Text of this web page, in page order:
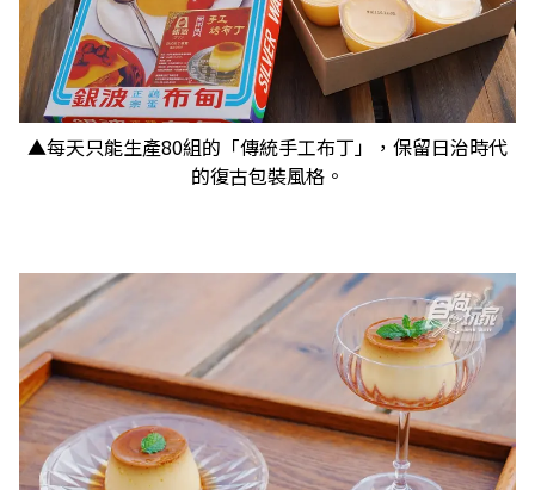
▲每天只能生產80組的「傳統手工布丁」，保留日治時代
的復古包裝風格。